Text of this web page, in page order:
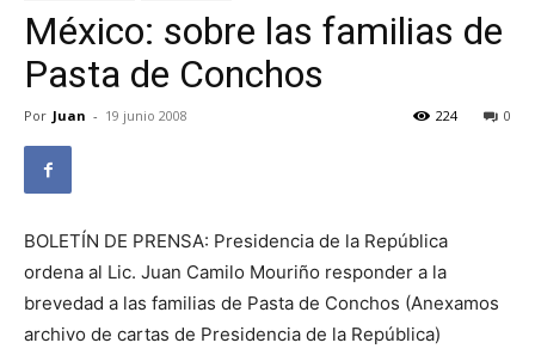
México: sobre las familias de
Pasta de Conchos
Por Juan - 19 junio 2008 0
224
BOLETÍN DE PRENSA: Presidencia de la República
ordena al Lic. Juan Camilo Mouriño responder a la
brevedad a las familias de Pasta de Conchos (Anexamos
archivo de cartas de Presidencia de la República)